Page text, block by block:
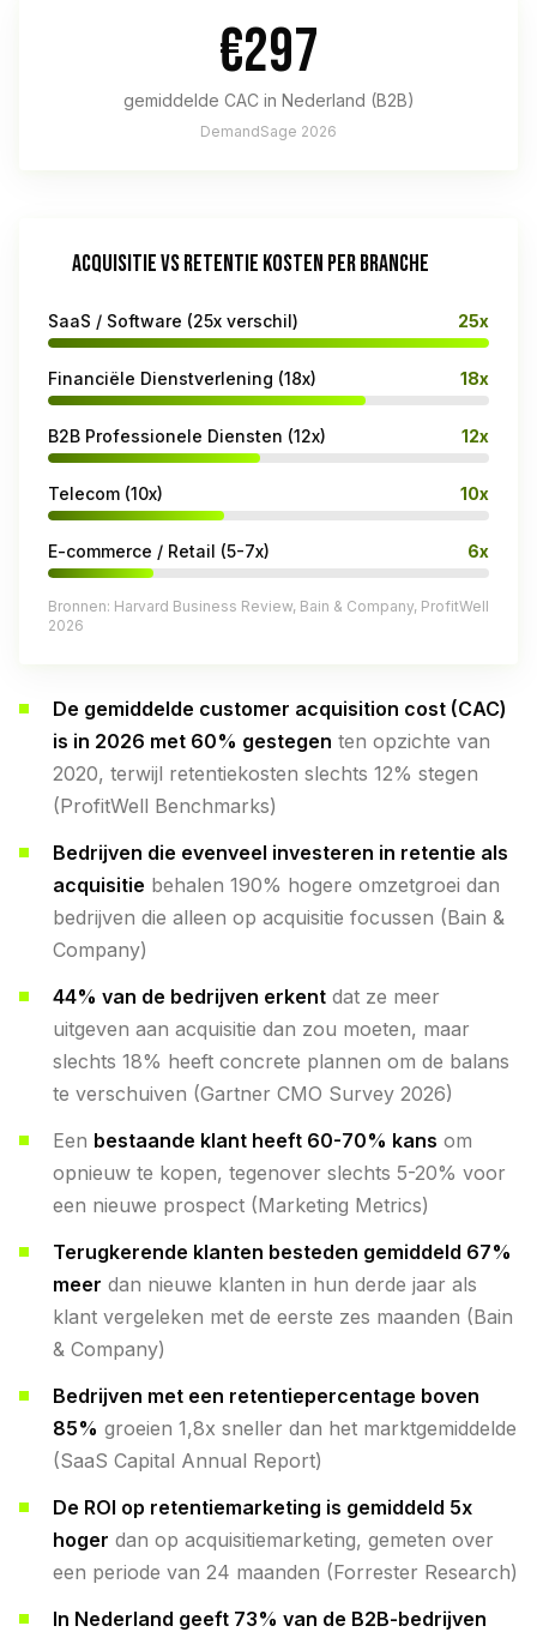
€297
gemiddelde CAC in Nederland (B2B)
DemandSage 2026
ACQUISITIE VS RETENTIE KOSTEN PER BRANCHE
SaaS / Software (25x verschil) 25x
Financiële Dienstverlening (18x) 18x
B2B Professionele Diensten (12x) 12x
Telecom (10x) 10x
E-commerce / Retail (5-7x) 6x
Bronnen: Harvard Business Review, Bain & Company, ProfitWell
2026
De gemiddelde customer acquisition cost (CAC)
is in 2026 met 60% gestegen ten opzichte van
2020, terwijl retentiekosten slechts 12% stegen
(ProfitWell Benchmarks)
Bedrijven die evenveel investeren in retentie als
acquisitie behalen 190% hogere omzetgroei dan
bedrijven die alleen op acquisitie focussen (Bain &
Company)
44% van de bedrijven erkent dat ze meer
uitgeven aan acquisitie dan zou moeten, maar
slechts 18% heeft concrete plannen om de balans
te verschuiven (Gartner CMO Survey 2026)
Een bestaande klant heeft 60-70% kans om
opnieuw te kopen, tegenover slechts 5-20% voor
een nieuwe prospect (Marketing Metrics)
Terugkerende klanten besteden gemiddeld 67%
meer dan nieuwe klanten in hun derde jaar als
klant vergeleken met de eerste zes maanden (Bain
& Company)
Bedrijven met een retentiepercentage boven
85% groeien 1,8x sneller dan het marktgemiddelde
(SaaS Capital Annual Report)
De ROI op retentiemarketing is gemiddeld 5x
hoger dan op acquisitiemarketing, gemeten over
een periode van 24 maanden (Forrester Research)
In Nederland geeft 73% van de B2B-bedrijven